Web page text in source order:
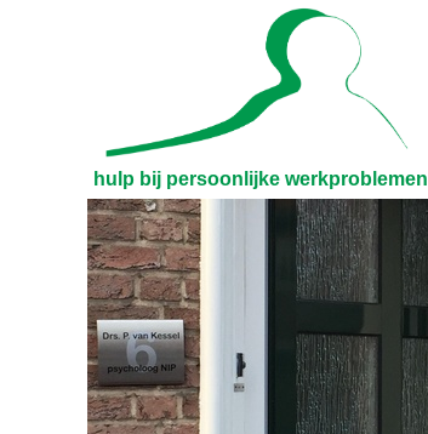
hulp bij persoonlijke werkproblemen